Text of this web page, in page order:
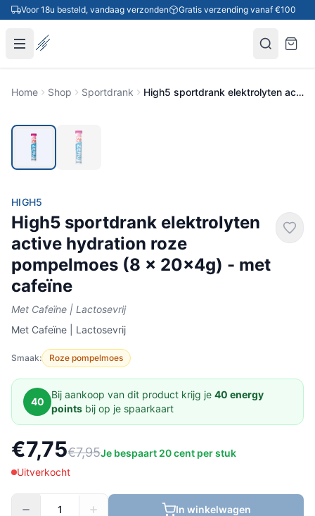
Ga naar inhoud
Voor 18u besteld, vandaag verzonden Gratis verzending vanaf €100
Home Shop Sportdrank High5 sportdrank elektrolyten active hydration roze pompelmoes (8 x 20x4g) - met cafeïne
HIGH5
High5 sportdrank elektrolyten
active hydration roze
pompelmoes (8 x 20x4g) - met
cafeïne
Met Cafeïne | Lactosevrij
Met Cafeïne | Lactosevrij
Smaak: Roze pompelmoes
40
Bij aankoop van dit product krijg je 40 energy
points bij op je spaarkaart
€7,75€7,95Je bespaart 20 cent per stuk
Uitverkocht
In winkelwagen